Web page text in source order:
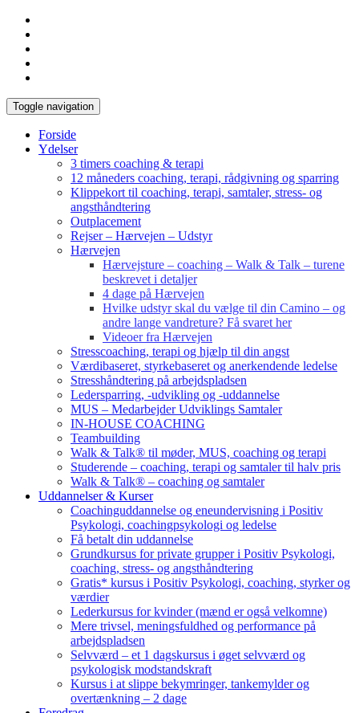
Toggle navigation
Forside
Ydelser
3 timers coaching & terapi
12 måneders coaching, terapi, rådgivning og sparring
Klippekort til coaching, terapi, samtaler, stress- og
angsthåndtering
Outplacement
Rejser – Hærvejen – Udstyr
Hærvejen
Hærvejsture – coaching – Walk & Talk – turene
beskrevet i detaljer
4 dage på Hærvejen
Hvilke udstyr skal du vælge til din Camino – og
andre lange vandreture? Få svaret her
Videoer fra Hærvejen
Stresscoaching, terapi og hjælp til din angst
Værdibaseret, styrkebaseret og anerkendende ledelse
Stresshåndtering på arbejdspladsen
Ledersparring, -udvikling og -uddannelse
MUS – Medarbejder Udviklings Samtaler
IN-HOUSE COACHING
Teambuilding
Walk & Talk® til møder, MUS, coaching og terapi
Studerende – coaching, terapi og samtaler til halv pris
Walk & Talk® – coaching og samtaler
Uddannelser & Kurser
Coachinguddannelse og eneundervisning i Positiv
Psykologi, coachingpsykologi og ledelse
Få betalt din uddannelse
Grundkursus for private grupper i Positiv Psykologi,
coaching, stress- og angsthåndtering
Gratis* kursus i Positiv Psykologi, coaching, styrker og
værdier
Lederkursus for kvinder (mænd er også velkomne)
Mere trivsel, meningsfuldhed og performance på
arbejdspladsen
Selvværd – et 1 dagskursus i øget selvværd og
psykologisk modstandskraft
Kursus i at slippe bekymringer, tankemylder og
overtænkning – 2 dage